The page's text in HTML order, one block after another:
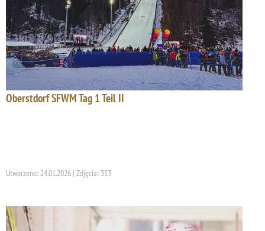
Oberstdorf SFWM Tag 1 Teil II
Utworzono: 24.01.2026 | Zdjęcia: 353